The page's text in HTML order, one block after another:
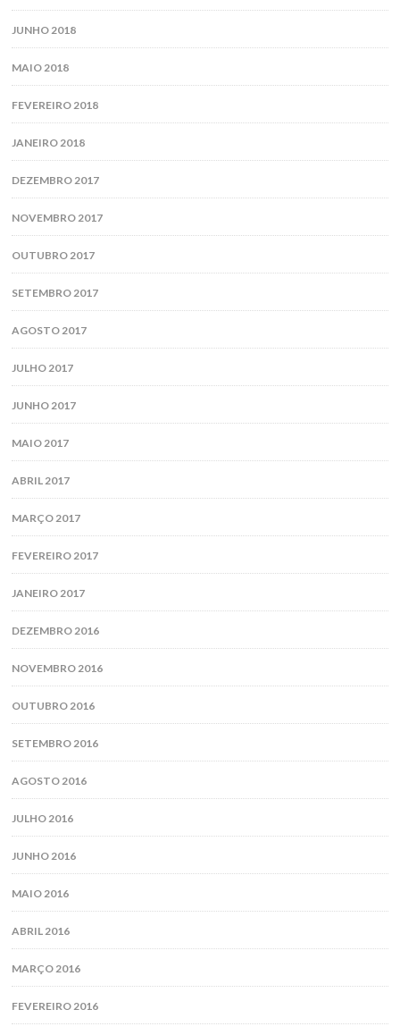
JUNHO 2018
MAIO 2018
FEVEREIRO 2018
JANEIRO 2018
DEZEMBRO 2017
NOVEMBRO 2017
OUTUBRO 2017
SETEMBRO 2017
AGOSTO 2017
JULHO 2017
JUNHO 2017
MAIO 2017
ABRIL 2017
MARÇO 2017
FEVEREIRO 2017
JANEIRO 2017
DEZEMBRO 2016
NOVEMBRO 2016
OUTUBRO 2016
SETEMBRO 2016
AGOSTO 2016
JULHO 2016
JUNHO 2016
MAIO 2016
ABRIL 2016
MARÇO 2016
FEVEREIRO 2016